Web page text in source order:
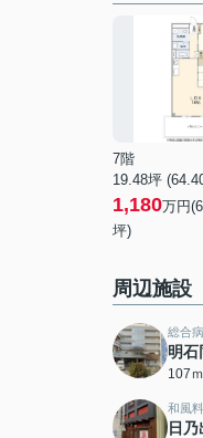
7階
19.48坪
1,180万円
坪)
周辺施設
総合
明石
107
和風
日